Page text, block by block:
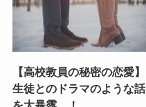
【高校教員の秘密の恋愛】
生徒とのドラマのような話